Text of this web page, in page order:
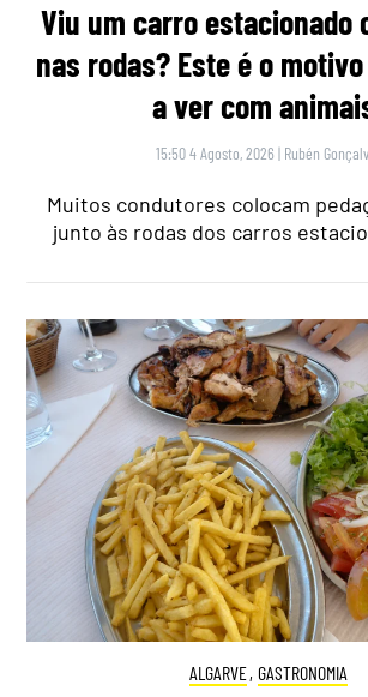
Viu um carro estacionado
nas rodas? Este é o
a ver com
15:50 4 Agosto, 2026 | Rubén
Muitos condutores colocam
junto às rodas dos carros
ALGARVE, GASTRONOMIA